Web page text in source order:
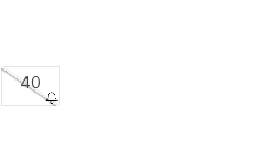
40